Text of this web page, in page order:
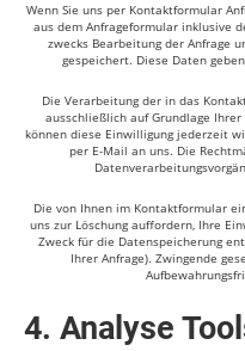
Wenn Sie uns per Kontaktformular
aus dem Anfrageformular inklusive
zwecks Bearbeitung der Anfrage
gespeichert. Diese Daten
Die Verarbeitung der in das
ausschließlich auf Grundlage Ihrer
können diese Einwilligung jederzeit
per E-Mail an uns. Die
Die von Ihnen im Kontaktformular
uns zur Löschung auffordern, Ihre
Zweck für die Datenspeicherung
Ihrer Anfrage). Zwingende
4. Analyse